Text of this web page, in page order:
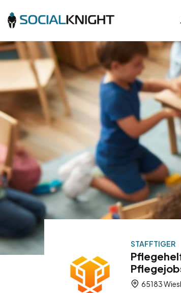
STAFFTIGER
65183